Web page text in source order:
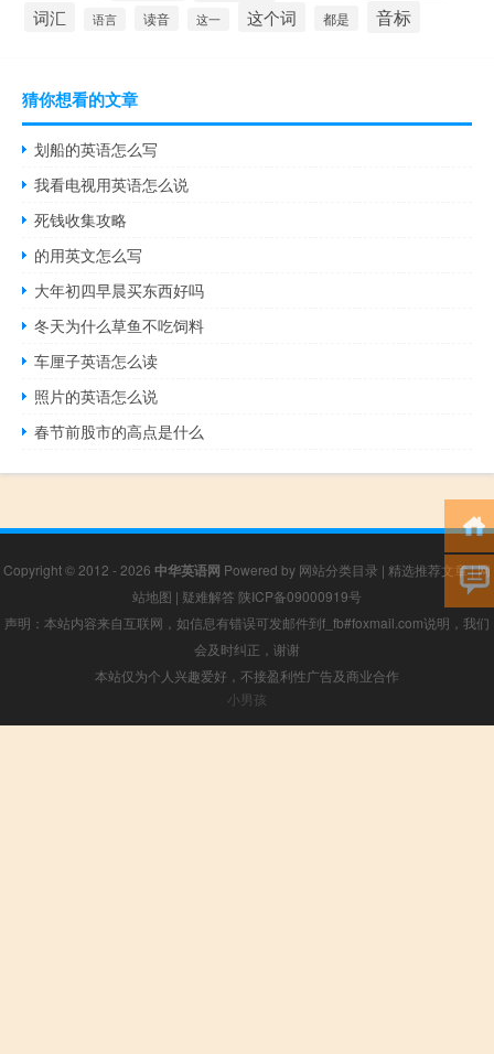
词汇 语言 读音 这一 这个词 都是 音标
猜你想看的文章
划船的英语怎么写
我看电视用英语怎么说
死钱收集攻略
的用英文怎么写
大年初四早晨买东西好吗
冬天为什么草鱼不吃饲料
车厘子英语怎么读
照片的英语怎么说
春节前股市的高点是什么
Copyright © 2012 - 2026 中华英语网 Powered by 网站分类目录 | 精选推荐文章|网
站地图 | 疑难解答 陕ICP备09000919号
声明：本站内容来自互联网，如信息有错误可发邮件到f_fb#foxmail.com说明，我们
会及时纠正，谢谢
本站仅为个人兴趣爱好，不接盈利性广告及商业合作
小男孩